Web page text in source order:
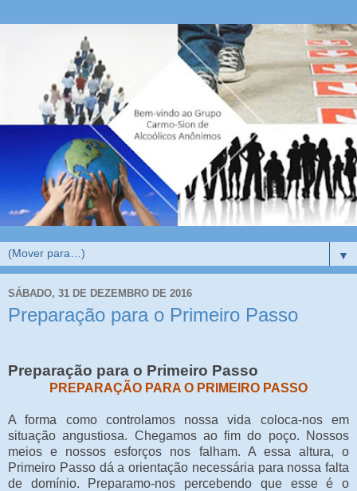
▼
SÁBADO, 31 DE DEZEMBRO DE 2016
Preparação para o Primeiro Passo
Preparação para o Primeiro Passo
PREPARAÇÃO PARA O PRIMEIRO PASSO
A forma como controlamos nossa vida coloca-nos em
situação angustiosa. Chegamos ao fim do poço. Nossos
meios e nossos esforços nos falham. A essa altura, o
Primeiro Passo dá a orientação necessária para nossa falta
de domínio. Preparamo-nos percebendo que esse é o